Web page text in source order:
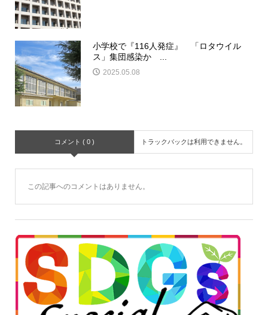
小学校で『116人発症』 「ロタウイル
ス」集団感染か ...
2025.05.08
コメント ( 0 ) トラックバックは利用できません。
この記事へのコメントはありません。